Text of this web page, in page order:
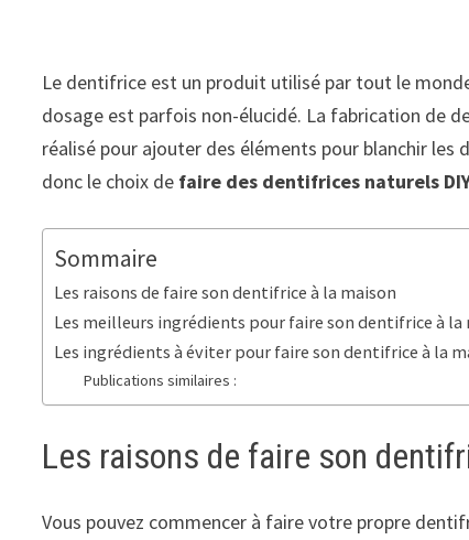
Le dentifrice est un produit utilisé par tout le
dosage est parfois non-élucidé. La fabrication de
réalisé pour ajouter des éléments pour blanchir
donc le choix de faire des dentifrices naturels
Sommaire
Les raisons de faire son dentifrice à la maison
Les meilleurs ingrédients pour faire son dentifrice à la
Les ingrédients à éviter pour faire son dentifrice à la
Publications similaires :
Les raisons de faire son
Vous pouvez commencer à faire votre propre